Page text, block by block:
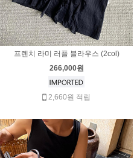
프렌치 라미 러플 블라우스 (2col)
266,000원
2,660원 적립